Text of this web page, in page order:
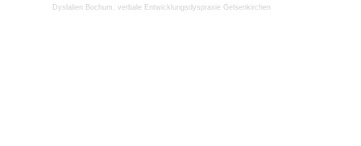
Dyslalien Bochum , verbale Entwicklungsdyspraxie Gelsenkirchen